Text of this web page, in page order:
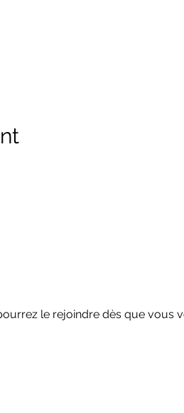
le rejoindre dès que vous